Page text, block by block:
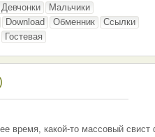
Девчонки
Мальчики
Download Обменник
Ссылки
Гостевая
время, какой-то массовый свист